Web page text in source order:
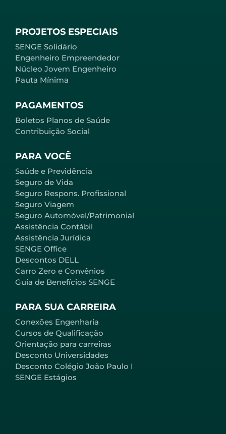
PARA VOCÊ
Saúde e Previdência
Seguro de Vida
Seguro Respons. Profissional
Seguro Viagem
Seguro Automóvel/Patrimonial
Assistência Contábil
Assistência Jurídica
SENGE Office
Descontos DELL
Carro Zero e Convênios
Guia de Benefícios SENGE
PARA SUA CARREIRA
Conexões Engenharia
Cursos de Qualificação
Orientação para carreiras
Desconto Universidades
Desconto Colégio João Paulo I
SENGE Estágios
PROJETOS ESPECIAIS
SENGE Solidário
Engenheiro Empreendedor
Núcleo Jovem Engenheiro
Pauta Mínima
PAGAMENTOS
Boletos Planos de Saúde
Contribuição Social